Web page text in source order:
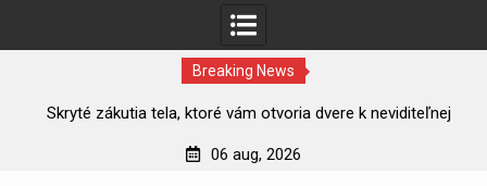
Breaking News
Skryté zákutia tela, ktoré vám otvoria dvere k neviditeľnej
06 aug, 2026